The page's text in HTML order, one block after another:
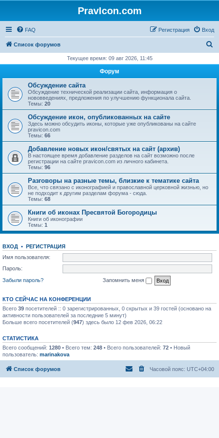
PravIcon.com
FAQ Вход
Регистрация
Список форумов
с
Текущее время: 09 авг 2026, 11:45
Форум
Обсуждение сайта
Обсуждение технической реализации сайта, информация о
нововведениях, предложения по улучшению функционала сайта.
Темы: 20
Обсуждение икон, опубликованных на сайте
Здесь можно обсудить иконы, которые уже опубликованы на сайте
pravicon.com
Темы: 66
Добавление новых икон/святых на сайт (архив)
В настоящее время добавление разделов на сайт возможно после
регистрации на сайте pravicon.com из личного кабинета.
Темы: 96
Разговоры на разные темы, близкие к тематике сайта
Все, что связано с иконографией и православной церковной жизнью, но
не подходит к другим разделам форума - сюда.
Темы: 68
Книги об иконах Пресвятой Богородицы
Книги об иконографии
Темы: 1
ВХОД • РЕГИСТРАЦИЯ
Имя пользователя:
Пароль:
Забыли пароль?
Запомнить меня
КТО СЕЙЧАС НА КОНФЕРЕНЦИИ
Всего 39 посетителей :: 0 зарегистрированных, 0 скрытых и 39 гостей (основано на
активности пользователей за последние 5 минут)
Больше всего посетителей (947) здесь было 12 фев 2026, 06:22
СТАТИСТИКА
Всего сообщений: 1280 • Всего тем: 248 • Всего пользователей: 72 • Новый
пользователь: marinakova
Список форумов Часовой пояс: UTC+04:00